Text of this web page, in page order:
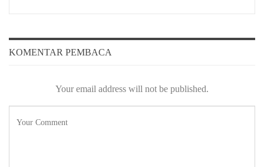
KOMENTAR PEMBACA
Your email address will not be published.